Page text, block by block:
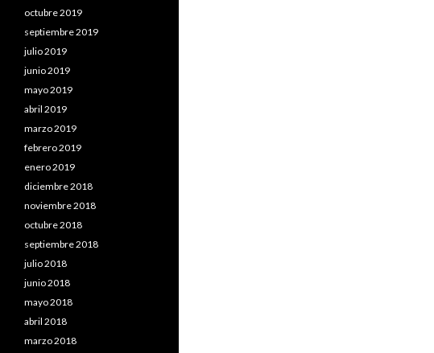
octubre 2019
septiembre 2019
julio 2019
junio 2019
mayo 2019
abril 2019
marzo 2019
febrero 2019
enero 2019
diciembre 2018
noviembre 2018
octubre 2018
septiembre 2018
julio 2018
junio 2018
mayo 2018
abril 2018
marzo 2018